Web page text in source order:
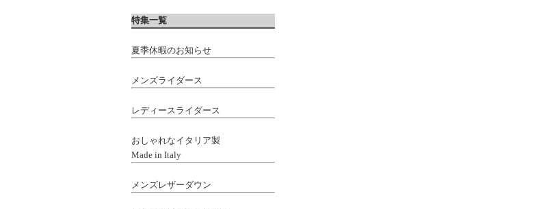
特集一覧
夏季休暇のお知らせ
メンズライダース
レディースライダース
おしゃれなイタリア製
Made in Italy
メンズレザーダウン